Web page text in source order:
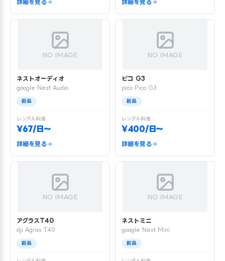
詳細を見る 詳細を見る
NO IMAGE
ネストオーディオ
google Nest Audio
新品
レンタル料金
¥67/日〜
詳細を見る
NO IMAGE
ピコ G3
pico Pico G3
新品
レンタル料金
¥400/日〜
詳細を見る
NO IMAGE
アグラスT40
dji Agras T40
新品
NO IMAGE
ネストミニ
google Nest Mini
新品